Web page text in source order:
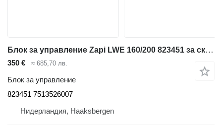
Блок за управление Zapi LWE 160/200 823451 за складова техника BT LWE 160/200
350 € ≈ 685,70 лв.
Блок за управление
823451 7513526007
Нидерландия, Haaksbergen